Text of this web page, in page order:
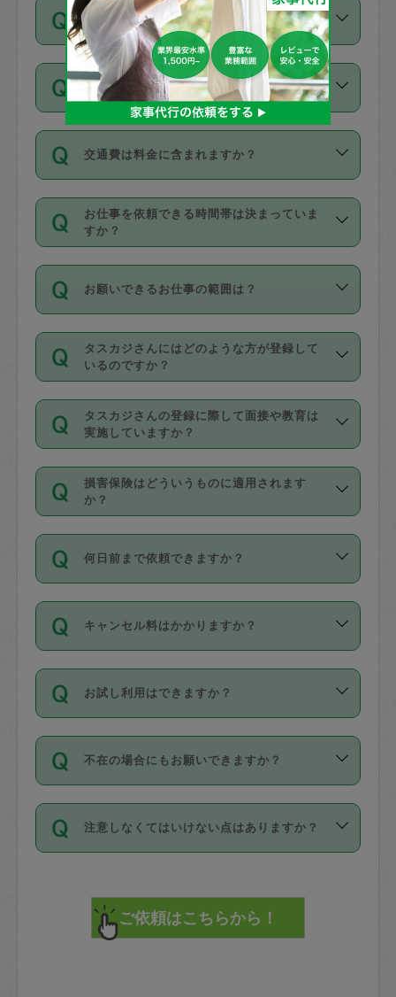
の上事前申請することが必要です。な
お、3時間を下回っても、値引き等はござ
いません。
身が価格を選んで設定しています。
タスカジさんの価格設定には最初は制限
があり、レビュー件数、レビューの平均
値、などで除々に設定可能な最高額が上
がっていく仕組みになっています。
支払い方法を教えてください
お支払方法はクレジットカード（Visa／
Master／JCB／AMERICAN EXPRESS／
Diners Club）のみとなります。
を行う際にご入力ください。プロフィー
ル登録時にはご入力いただかなくても大
丈夫です。
デビットカード・プリペイドカード（Vプ
リカ、au WALLETなど）は支払にはご利
銀行振込や現金払いも対応していませ
なお、タスカジさんの交通費も、依頼料
金のご請求と合わせてお支払いとなりま
動計算で表示されます。
同じタスカジさんに定期的にお願いする場
合はお得になる？
依頼には「スポット」と「定期（毎週｜
隔週）」があり、「定期」の依頼は「ス
ポット」よりお得な料金でご利用できま
す。
定期の最低利用回数は設けていない代わ
りに、一定数を超えたキャンセルは有償
（例：毎週定期の場合は３回以上のキャ
ンセルが有償（1200円、隔週定期の場合
は２回以上のキャンセルが有償（1200
交通費は料金に含まれますか？
交通費は依頼料金とは別途発生し、依頼
料金のご請求と合わせてお支払いとなり
ます。交通費の金額は「依頼の詳細」に
お仕事を依頼できる時間帯は決まっていま
すか？
時間帯は3種類あります。いずれも１回あ
たり３時間です。
・ＡＭ ９時～１２時
・ＰＭ １３時～１６時
・夜 １８時～２１時
開始時間を２時間前後変更することが可
能です。依頼送信後、個別にタスカジさ
んにメッセージを送り調整してくださ
い。ただし、２時間を越えての調整はで
時間も被らない場合、損害保険の対象外
お願いできるお仕事の範囲は？
掃除、整理収納、洗濯、買い物、料理、
作り置きです。タスカジさんによってで
きる仕事の範囲が異なりますので、依頼
する前にタスカジさんのプロフィールで
確認してください。
基本的に、高所での作業や危険作業、屋
外での作業は対象外です。
タスカジさんにはどのような方が登録して
いるのですか？
主婦として長年の家事経験をお持ちの
方、栄養士・調理師といった資格者で保
育園や学校の給食やレストランで料理関
係の専門職に従事されていた方、日本で
すでにハウスキーパーや英語の先生とし
てお仕事をしているフィリピン出身の
社員など様々なバックグラウンドの方が
登録しています。
日本語も話せる方など様々です。
ールに記載していますので、各自の得意
を依頼してください。
タスカジさんの登録に際して面接や教育は
実施していますか？
応募の際に、各自事務局との面接と説明
を行っています。その後、身分証明書の
写真提出をしていただいています。外国
確認しています。タスカジさんトレーニ
ング動画を使ったセルフトレーニングの
現場トライアルを受け、合格したタスカ
ジさんが活動されています。
※テストセンターの講評は１件目のレビュ
参考
【詳細】タスカジさんの登録に際
損害保険はどういうものに適用されます
か？
依頼者とタスカジさんとの間でタスカジ
を通して成立した作業時間内での作業に
適用されます。作業範囲は、掃除、洗
です。作業中に物を壊したり、人にけが
をさせたりした場合が対象で、補償金額
す。
写真を撮り、
詳細FAQ：
損害賠償保険について教えて
何日前まで依頼できますか？
ご依頼は、現在を起点に3日後（72時間
以降）の日時から受付可能となっていま
す。
タスカジさんへ「募集」をかけることが
可能です。
キャンセル料はかかりますか？
キャンセル料には、以下の2種類がありま
す。
1. 直前キャンセル（定期、スポット契約
共通）
72時間を超える※と、以下のキャンセル
料が発生します。
直前キャンセル料：
72時間前〜24時間前＝依頼料金の50%
お試し利用はできますか？
「お試し利用」というメニューはありま
せんが、「一回のみ」依頼を活用するこ
とによって、気に入ったタスカジさんを
まず、条件の合う気になるタスカジさ
みてください。
その後、一番気に入ったタスカジさんに
不在の場合にもお願いできますか？
不在の場合の作業はタスカジさんの同意
が必要です。数回の依頼ののち、タスカ
ジさんと依頼者の間で十分な信頼関係が
てください。
不在時に部屋に入るためにタスカジさん
注意しなくてはいけない点はありますか？
で、必ず鍵のかかるロッカーや金庫に入
れて依頼者の責任の元管理するよう心掛
けてください。